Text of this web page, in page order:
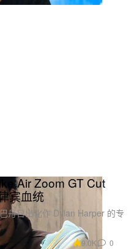
Air Zoom GT Cut
宾血统
丹日出化作 Dylan Harper 的专
9.0K 0